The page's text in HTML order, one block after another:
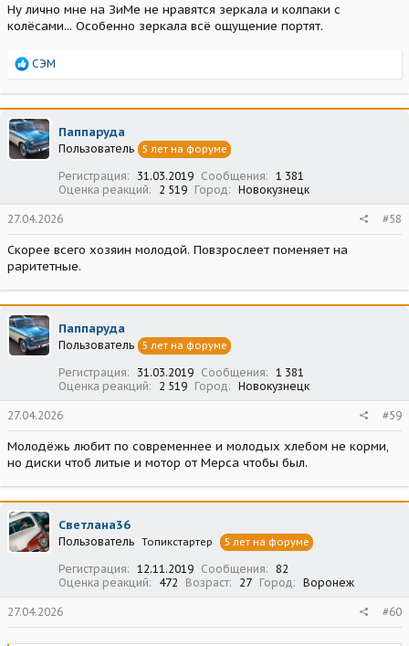
Ну лично мне на ЗиМе не нравятся зеркала и колпаки с
колёсами... Особенно зеркала всё ощущение портят.
Р
а
к
ц
и
и
СЭМ
Паппаруда
Пользователь 5 лет на форуме
Регистрация 31.03.2019 Сообщения
1 381
Оценка реакций
2 519 Город Новокузнецк
27.04.2026 #58
Скорее всего хозяин молодой. Повзрослеет поменяет на
раритетные.
Паппаруда
Пользователь 5 лет на форуме
Регистрация 31.03.2019 Сообщения
1 381
Оценка реакций
2 519 Город Новокузнецк
27.04.2026 #59
Молодёжь любит по современнее и молодых хлебом не корми,
но диски чтоб литые и мотор от Мерса чтобы был.
Светлана36
Пользователь Топикстартер 5 лет на форуме
Регистрация 12.11.2019 Сообщения
82
Оценка реакций
472 Возраст 27 Город Воронеж
27.04.2026 #60